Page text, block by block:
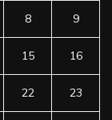
8 9
15 16
22 23